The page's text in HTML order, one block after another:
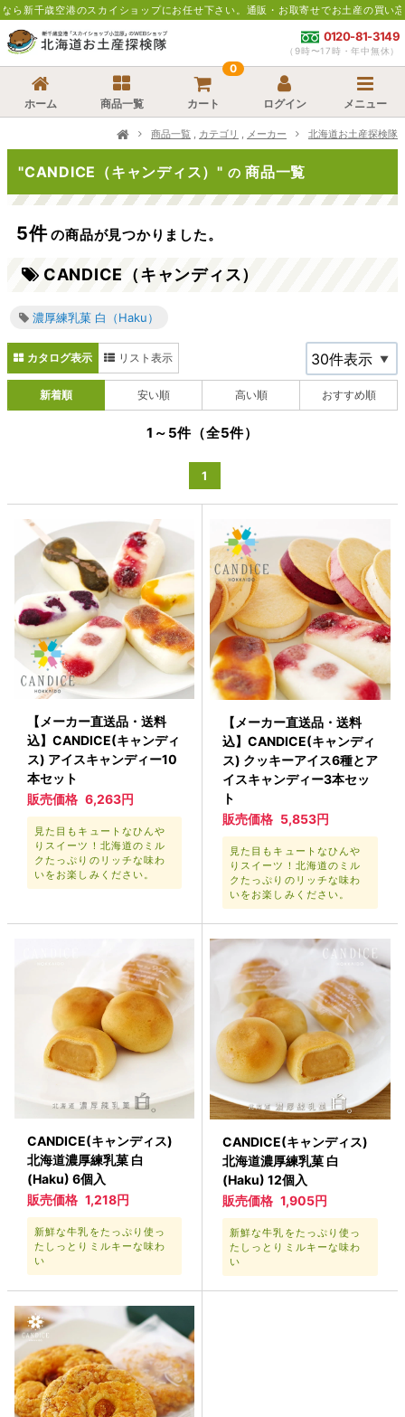
港のスカイショップにお任せ下さい。通販・お取寄せでお土産の買い忘れにも便利
0120-81-3149
（9時〜17時・年中無休）
ホーム 商品一覧 カート
0
ログイン メニュー
商品一覧 , カテゴリ , メーカー 北海道お土産探検隊
"CANDICE（キャンディス）" の 商品一覧
5件の商品が見つかりました。
CANDICE（キャンディス）
濃厚練乳菓 白（Haku）
カタログ表示 リスト表示
新着順 安い順 高い順 おすすめ順
1～5件（全5件）
1
【メーカー直送品・送料
込】CANDICE(キャンディ
ス) アイスキャンディー10
本セット
販売価格 6,263円
見た目もキュートなひんや
りスイーツ！北海道のミル
クたっぷりのリッチな味わ
いをお楽しみください。
【メーカー直送品・送料
込】CANDICE(キャンディ
ス) クッキーアイス6種とア
イスキャンディー3本セッ
ト
販売価格 5,853円
見た目もキュートなひんや
りスイーツ！北海道のミル
クたっぷりのリッチな味わ
いをお楽しみください。
CANDICE(キャンディス)
北海道濃厚練乳菓 白
(Haku) 6個入
販売価格 1,218円
新鮮な牛乳をたっぷり使っ
たしっとりミルキーな味わ
い
CANDICE(キャンディス)
北海道濃厚練乳菓 白
(Haku) 12個入
販売価格 1,905円
新鮮な牛乳をたっぷり使っ
たしっとりミルキーな味わ
い